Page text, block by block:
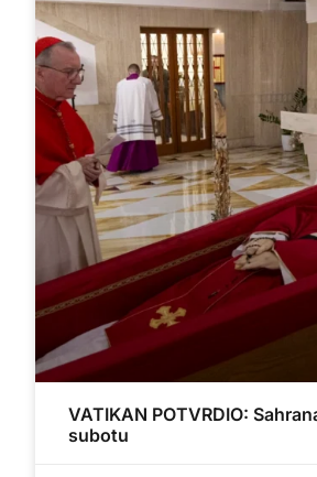
VATIKAN POTVRDIO:
subotu